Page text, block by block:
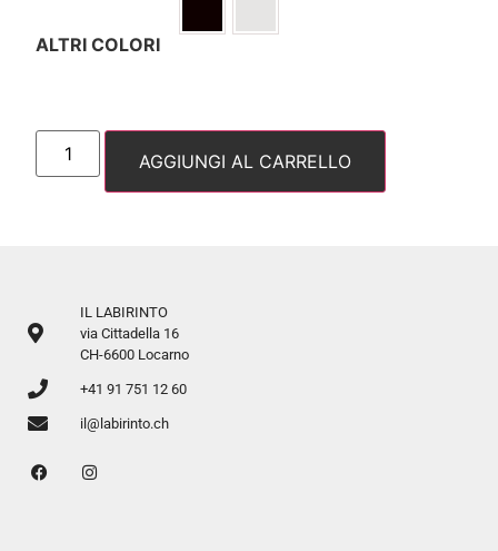
ALTRI COLORI
AGGIUNGI AL CARRELLO
IL LABIRINTO
via Cittadella 16
CH-6600 Locarno
+41 91 751 12 60
il@labirinto.ch